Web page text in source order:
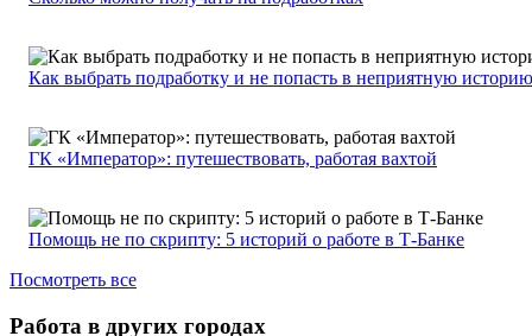
Как выбрать подработку и не попасть в неприятную историю
ГК «Император»: путешествовать, работая вахтой
Помощь не по скрипту: 5 историй о работе в Т-Банке
Посмотреть все
Работа в других городах